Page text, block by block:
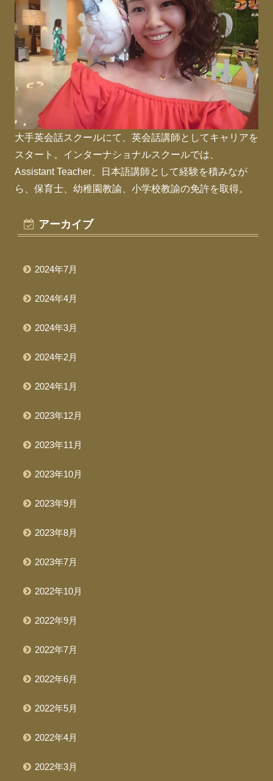
大手英会話スクールにて、英会話講師としてキャリアを
スタート。インターナショナルスクールでは、
Assistant Teacher、日本語講師として経験を積みなが
ら、保育士、幼稚園教諭、小学校教諭の免許を取得。
アーカイブ
2024年7月
2024年4月
2024年3月
2024年2月
2024年1月
2023年12月
2023年11月
2023年10月
2023年9月
2023年8月
2023年7月
2022年10月
2022年9月
2022年7月
2022年6月
2022年5月
2022年4月
2022年3月